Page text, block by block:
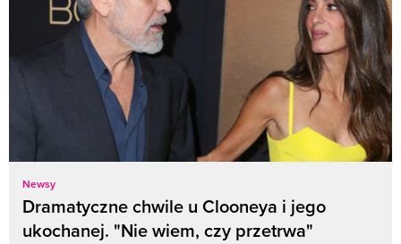
Newsy
Dramatyczne chwile u Clooneya i jego
ukochanej. "Nie wiem, czy przetrwa"